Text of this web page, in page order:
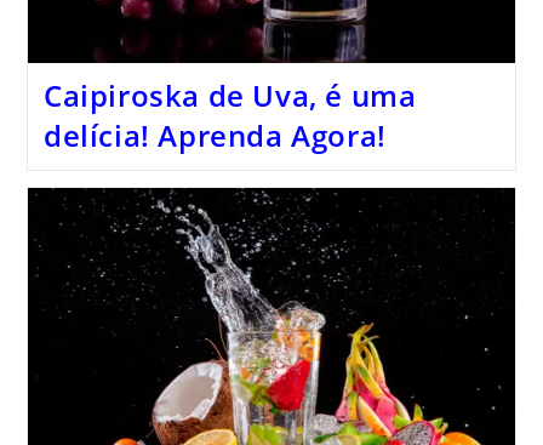
Caipiroska de Uva, é uma
delícia! Aprenda Agora!